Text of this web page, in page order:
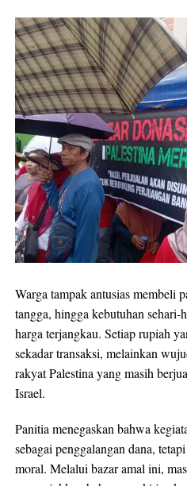
Warga tampak antusias membeli
tangga, hingga kebutuhan
harga terjangkau. Setiap rupiah
sekadar transaksi, melainkan
rakyat Palestina yang masih
Israel.
Panitia menegaskan bahwa
sebagai penggalangan dana,
moral. Melalui bazar amal ini,